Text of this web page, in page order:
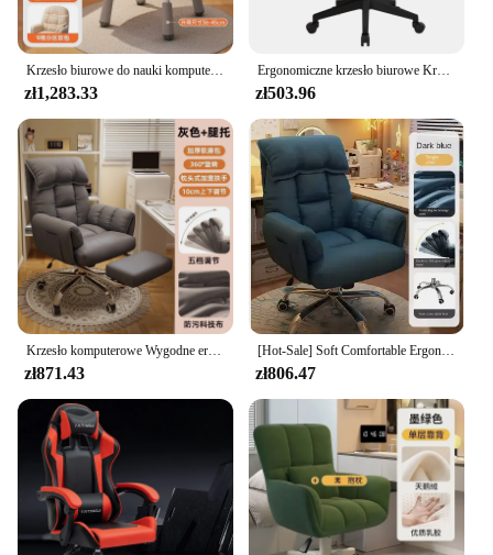
Krzesło biurowe do nauki komputera Sypialnia Makijaż Krzesło do domowego biura Wygodne krzesło do siedzenia
zł1,283.33
Ergonomiczne krzesło biurowe Krzesło biurowe z regulowanymi podłokietnikami Podparcie lędźwiowe Krzesło obrotowe Siatkowe krzesło wykonawcze z funkcją podnoszenia
zł503.96
Krzesło komputerowe Wygodne ergonomiczne krzesło biurowe Podparcie lędźwiowe Krzesło e-sportowe 4D Regulowany podłokietnik Zagłówek Rozkładany fotel wypoczynkowy
zł871.43
[Hot-Sale] Soft Comfortable Ergonomic Office Chair Lumbar Support Mesh 4D Adjustable Armrest Headrest Recliner Leisure Neck
zł806.47